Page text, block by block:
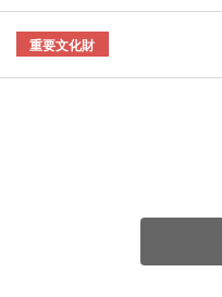
重要文化財